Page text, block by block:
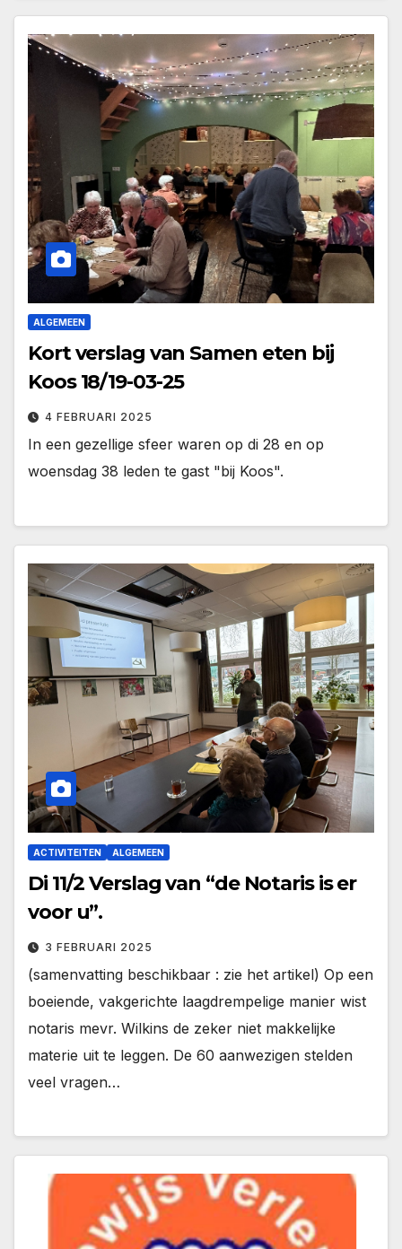
ALGEMEEN
Kort verslag van Samen eten bij
Koos 18/19-03-25
4 FEBRUARI 2025
In een gezellige sfeer waren op di 28 en op
woensdag 38 leden te gast "bij Koos".
ACTIVITEITEN ALGEMEEN
Di 11/2 Verslag van “de Notaris is er
voor u”.
3 FEBRUARI 2025
(samenvatting beschikbaar : zie het artikel) Op een
boeiende, vakgerichte laagdrempelige manier wist
notaris mevr. Wilkins de zeker niet makkelijke
materie uit te leggen. De 60 aanwezigen stelden
veel vragen…